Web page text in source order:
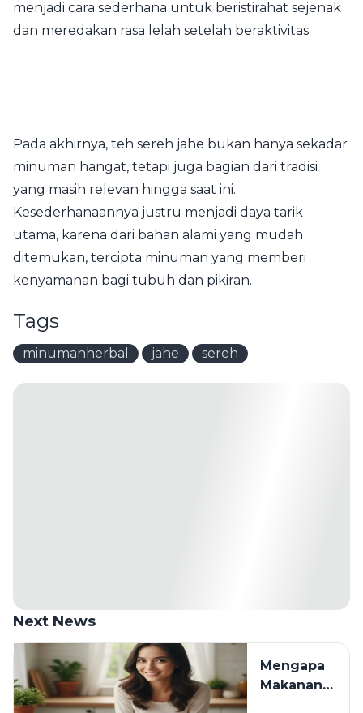
menjadi cara sederhana untuk beristirahat sejenak
dan meredakan rasa lelah setelah beraktivitas.
Pada akhirnya, teh sereh jahe bukan hanya sekadar
minuman hangat, tetapi juga bagian dari tradisi
yang masih relevan hingga saat ini.
Kesederhanaannya justru menjadi daya tarik
utama, karena dari bahan alami yang mudah
ditemukan, tercipta minuman yang memberi
kenyamanan bagi tubuh dan pikiran.
Tags
minumanherbal jahe sereh
Next News
Mengapa
Makanan